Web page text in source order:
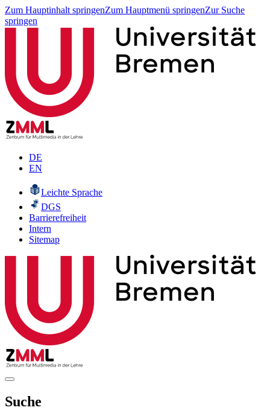
Zum Hauptinhalt springenZum Hauptmenü springenZur Suche
springen
DE
EN
Leichte Sprache
DGS
Barrierefreiheit
Intern
Sitemap
Suche